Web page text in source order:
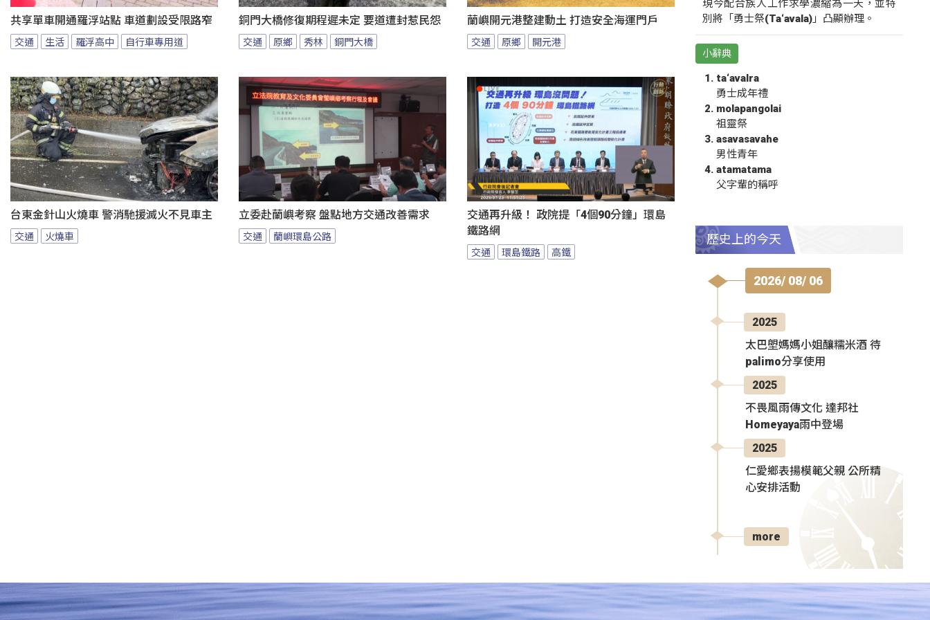
共享單車開通羅浮站點 車道劃設受限路窄
交通 生活 羅浮高中 自行車專用道
銅門大橋修復期程遲未定 要道遭封惹民怨
交通 原鄉 秀林 銅門大橋
蘭嶼開元港整建動土 打造安全海運門戶
交通 原鄉 開元港
台東金針山火燒車 警消馳援滅火不見車主
交通 火燒車
立委赴蘭嶼考察 盤點地方交通改善需求
交通 蘭嶼環島公路
交通再升級！ 政院提「4個90分鐘」環島
鐵路網
交通 環島鐵路 高鐵
現今配合族人工作求學濃縮為一天，並特
別將「勇士祭(Ta‘avala)」凸顯辦理。
小辭典
ta‘avalra
勇士成年禮
molapangolai
祖靈祭
asavasavahe
男性青年
atamatama
父字輩的稱呼
歷史上的今天
2026/ 08/ 06
2025
太巴塱媽媽小姐釀糯米酒 待
palimo分享使用
2025
不畏風雨傳文化 達邦社
Homeyaya雨中登場
2025
仁愛鄉表揚模範父親 公所精
心安排活動
more